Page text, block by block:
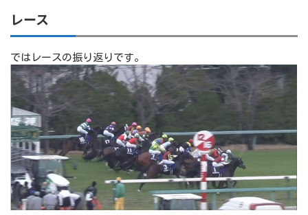
レース
ではレースの振り返りです。